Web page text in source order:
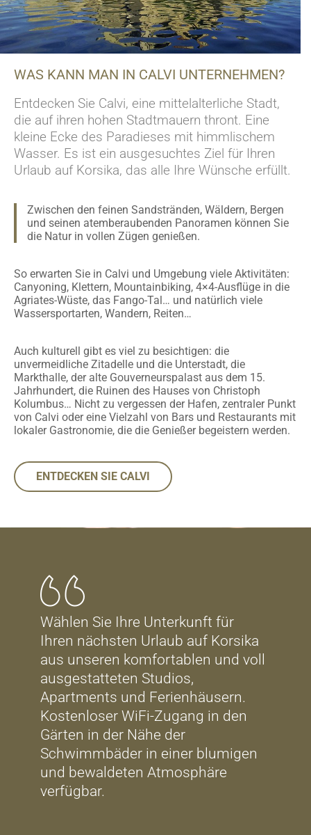
WAS KANN MAN IN CALVI UNTERNEHMEN?
Entdecken Sie Calvi, eine mittelalterliche Stadt,
die auf ihren hohen Stadtmauern thront. Eine
kleine Ecke des Paradieses mit himmlischem
Wasser. Es ist ein ausgesuchtes Ziel für Ihren
Urlaub auf Korsika, das alle Ihre Wünsche erfüllt.
Zwischen den feinen Sandstränden, Wäldern, Bergen
und seinen atemberaubenden Panoramen können Sie
die Natur in vollen Zügen genießen.
So erwarten Sie in Calvi und Umgebung viele Aktivitäten:
Canyoning, Klettern, Mountainbiking, 4×4-Ausflüge in die
Agriates-Wüste, das Fango-Tal… und natürlich viele
Wassersportarten, Wandern, Reiten…
Auch kulturell gibt es viel zu besichtigen: die
unvermeidliche Zitadelle und die Unterstadt, die
Markthalle, der alte Gouverneurspalast aus dem 15.
Jahrhundert, die Ruinen des Hauses von Christoph
Kolumbus… Nicht zu vergessen der Hafen, zentraler Punkt
von Calvi oder eine Vielzahl von Bars und Restaurants mit
lokaler Gastronomie, die die Genießer begeistern werden.
ENTDECKEN SIE CALVI
Wählen Sie Ihre Unterkunft für
Ihren nächsten Urlaub auf Korsika
aus unseren komfortablen und voll
ausgestatteten Studios,
Apartments und Ferienhäusern.
Kostenloser WiFi-Zugang in den
Gärten in der Nähe der
Schwimmbäder in einer blumigen
und bewaldeten Atmosphäre
verfügbar.